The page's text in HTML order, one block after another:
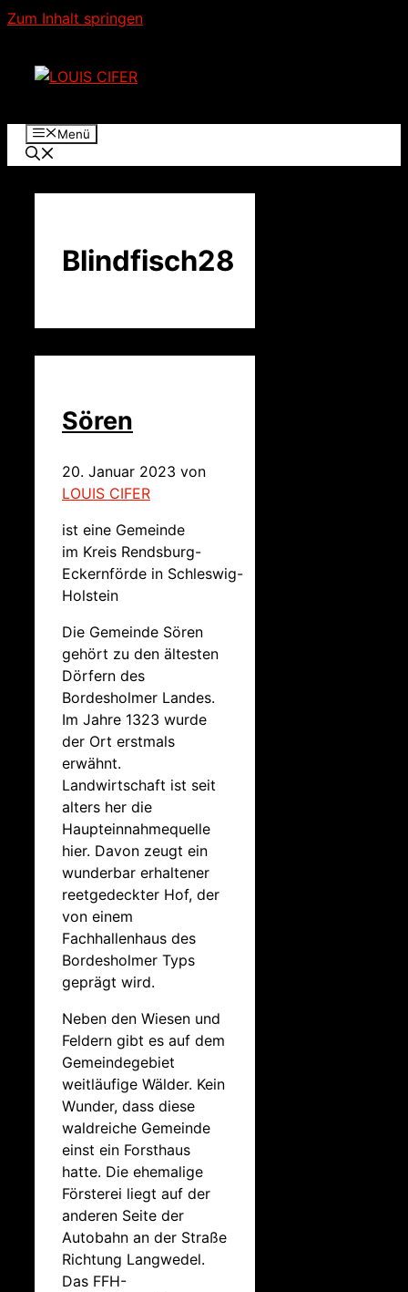
Zum Inhalt springen
Menü
Blindfisch28
Sören
20. Januar 2023 von
LOUIS CIFER
ist eine Gemeinde
im Kreis Rendsburg-
Eckernförde in Schleswig-
Holstein
Die Gemeinde Sören
gehört zu den ältesten
Dörfern des
Bordesholmer Landes.
Im Jahre 1323 wurde
der Ort erstmals
erwähnt.
Landwirtschaft ist seit
alters her die
Haupteinnahmequelle
hier. Davon zeugt ein
wunderbar erhaltener
reetgedeckter Hof, der
von einem
Fachhallenhaus des
Bordesholmer Typs
geprägt wird.
Neben den Wiesen und
Feldern gibt es auf dem
Gemeindegebiet
weitläufige Wälder. Kein
Wunder, dass diese
waldreiche Gemeinde
einst ein Forsthaus
hatte. Die ehemalige
Försterei liegt auf der
anderen Seite der
Autobahn an der Straße
Richtung Langwedel.
Das FFH-